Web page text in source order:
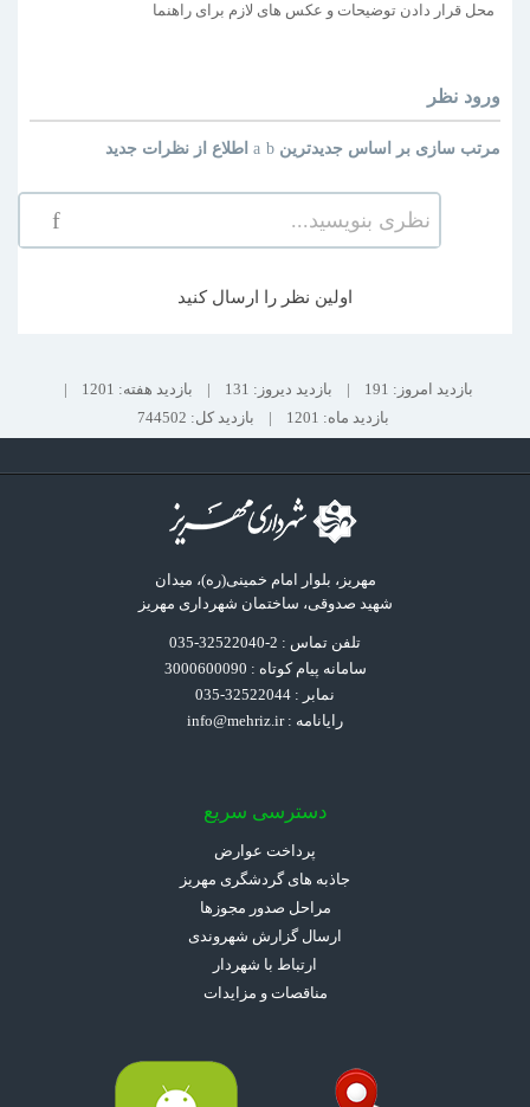
محل قرار دادن توضیحات و عکس های لازم برای راهنما
نظر ورود
اطلاع از نظرات جدید مرتب سازی بر اساس جدیدترین
نظری بنویسید...
اولین نظر را ارسال کنید
بازدید امروز: 191 | بازدید دیروز: 131 | بازدید هفته: 1201
|
بازدید ماه: 1201
| بازدید کل: 744502
مهریز، بلوار امام خمینی(ره)، میدان
شهید صدوقی، ساختمان شهرداری مهریز
تلفن تماس : 2-32522040-035
سامانه پیام کوتاه : 3000600090
نمابر : 32522044-035
رایانامه :info@mehriz.ir
دسترسی سریع
پرداخت عوارض
جاذبه های گردشگری مهریز
مراحل صدور مجوزها
ارسال گزارش شهروندی
ارتباط با شهردار
مناقصات و مزایدات